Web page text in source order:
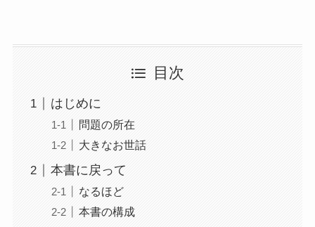
目次
はじめに
問題の所在
大きなお世話
本書に戻って
なるほど
本書の構成